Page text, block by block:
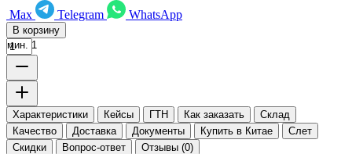
Max
Telegram WhatsApp
В корзину
мин. 1
Характеристики Кейсы ГТН Как заказать
Склад
Качество
Доставка Документы Купить в Китае
Слет
Скидки
Вопрос-ответ Отзывы (0)